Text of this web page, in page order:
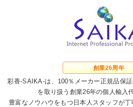
創業26周年
彩香-SAIKA-は、100％メーカー正規品保
を取り扱う創業26年の個人輸入
豊富なノウハウをもつ日本人スタッフが丁